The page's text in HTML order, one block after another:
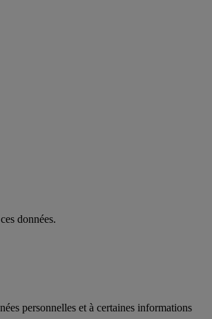
données.
personnelles et à certaines informations